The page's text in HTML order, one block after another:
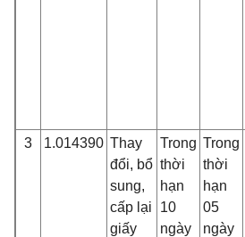
3 1.014390 Thay
đổi, bổ
sung,
cấp lại
giấy
Trong
thời
hạn
10
ngày
Trong
thời
hạn
05
ngày